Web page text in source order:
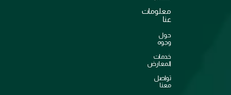
معلومات
عنا
حول
وجوه
خدمات
المعارض
تواصل
معنا